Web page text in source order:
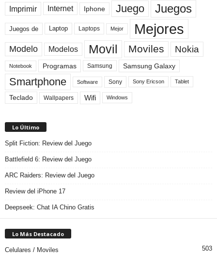
Imprimir Internet Iphone Juego Juegos
Juegos de Laptop Laptops Mejor Mejores
Modelo Modelos Movil Moviles Nokia
Notebook Programas Samsung Samsung Galaxy
Smartphone Software Sony Sony Ericson Tablet
Teclado Wallpapers Wifi Windows
Lo Último
Split Fiction: Review del Juego
Battlefield 6: Review del Juego
ARC Raiders: Review del Juego
Review del iPhone 17
Deepseek: Chat IA Chino Gratis
Lo Más Destacado
Celulares / Moviles 503